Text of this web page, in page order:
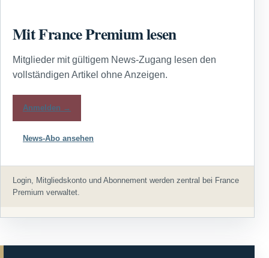
Mit France Premium lesen
Mitglieder mit gültigem News-Zugang lesen den
vollständigen Artikel ohne Anzeigen.
Anmelden →
News-Abo ansehen
Login, Mitgliedskonto und Abonnement werden zentral bei France
Premium verwaltet.